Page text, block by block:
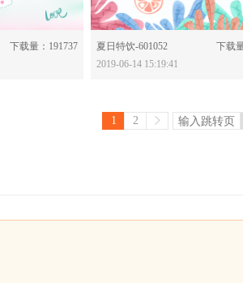
下载量：191737
分享：
夏日特饮-601052
下载
2019-06-14 15:19:41
1 2